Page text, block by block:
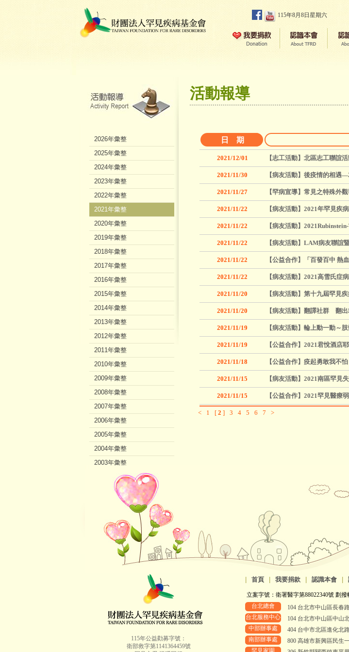
115年8月8日星期六
活動報導
日 期
2021/12/01 【志工活動】北區志工聯誼
2021/11/30 【病友活動】後疫情的相遇
2021/11/27 【罕病宣導】常見之特殊外
2021/11/22 【病友活動】2021年罕見疾
2021/11/22 【病友活動】
2021/11/22 【病友活動】LAM病友聯誼
2021/11/22 【公益合作】「百發百中 熱
2021/11/22 【病友活動】2021高雪氏症
2021/11/20 【病友活動】第十九屆罕見
2021/11/20 【病友活動】翻譯社群 翻
2021/11/19 【病友活動】輪上動一動～
2021/11/19 【公益合作】2021君悅酒店
2021/11/18 【公益合作】疫起勇敢我不
2021/11/15 【病友活動】2021南區罕見
2021/11/15 【公益合作】2021罕見醫療
< 1 [ 2 ] 3 4 5 6 7 >
2026年彙整
2025年彙整
2024年彙整
2023年彙整
2022年彙整
2021年彙整
2020年彙整
2019年彙整
2018年彙整
2017年彙整
2016年彙整
2015年彙整
2014年彙整
2013年彙整
2012年彙整
2011年彙整
2010年彙整
2009年彙整
2008年彙整
2007年彙整
2006年彙整
2005年彙整
2004年彙整
2003年彙整
2002年彙整
115年公益勸募字號：
衛部救字第1141364459號
首頁 我要捐款 認識本會
立案字號：衛署醫字第88022340號 劃
台北總會
104 台北市中山區長春
台北服務中心
104 台北市中山區中山
中部辦事處
404 台中市北區進化北
南部辦事處
800 高雄市新興區民生
罕見家園